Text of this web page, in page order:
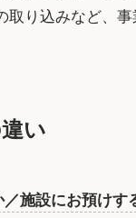
取り込みなど、
い
施設にお預けす